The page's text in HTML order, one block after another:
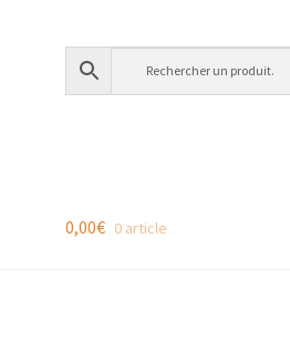
0,00€ 0 article